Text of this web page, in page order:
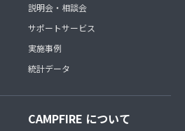
説明会・相談会
サポートサービス
実施事例
統計データ
CAMPFIRE について